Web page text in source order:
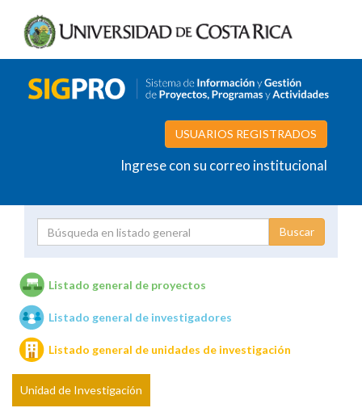
USUARIOS REGISTRADOS
Ingrese con su correo institucional
Unidades de investigación
Listado general de proyectos
Listado general de investigadores
Listado general de unidades de investigación
Unidad de Investigación